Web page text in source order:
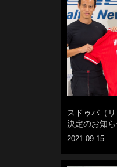
スドゥバ（
決定のお知
2021.09.15